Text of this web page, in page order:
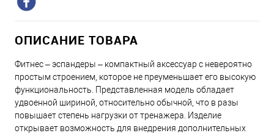
ОПИСАНИЕ ТОВАРА
Фитнес – эспандеры – компактный аксессуар с невероятно
простым строением, которое не преуменьшает его высокую
функциональность. Представленная модель обладает
удвоенной шириной, относительно обычной, что в разы
повышает степень нагрузки от тренажера. Изделие
открывает возможность для внедрения дополнительных